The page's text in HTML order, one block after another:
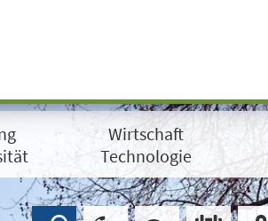
Wirtschaft
Technologie